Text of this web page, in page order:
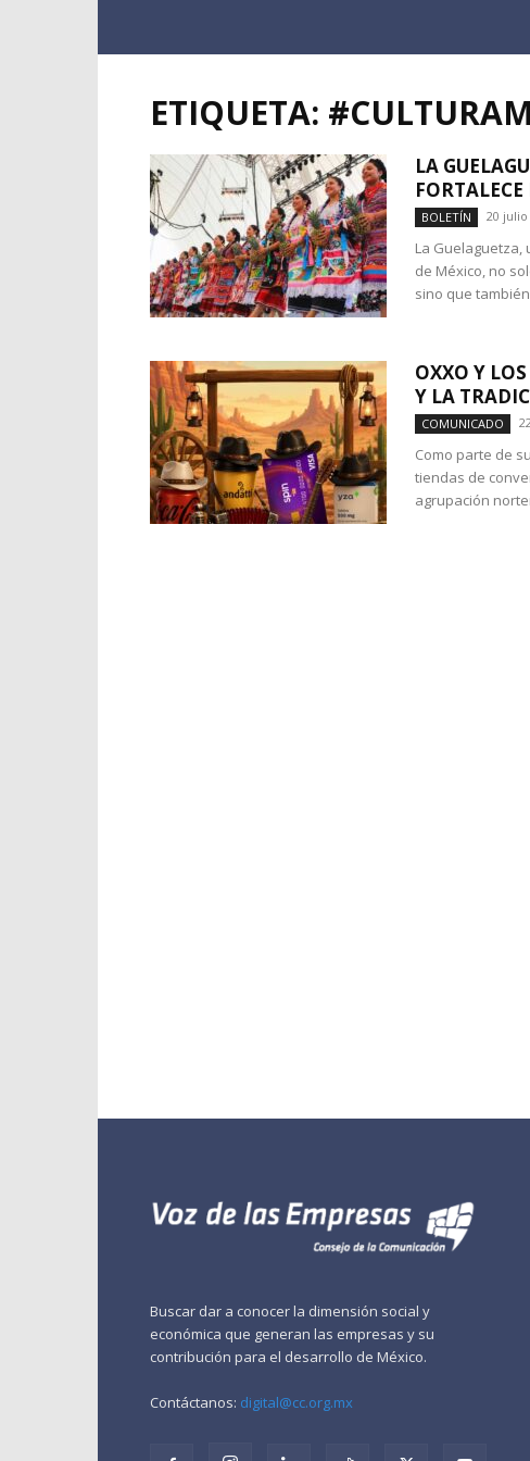
ETIQUETA:
LA
BOLETÍN 20 julio
La
de México, no
sino que
OXXO Y
Y LA
COMUNICADO
Como parte de
tiendas de
agrupación
Buscar dar a conocer la dimensión social y
económica que generan las empresas y su
contribución para el desarrollo de México.
Contáctanos: digital@cc.org.mx